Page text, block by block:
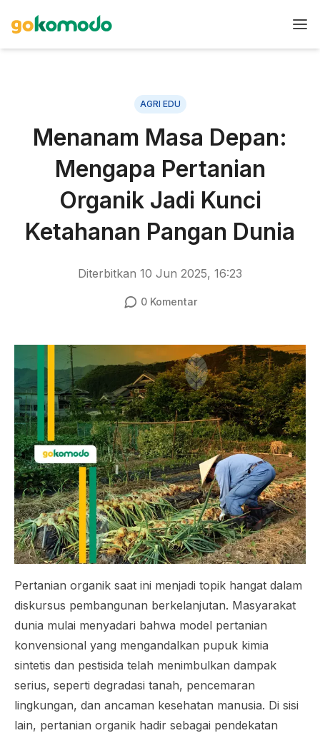
AGRI EDU
Menanam Masa Depan:
Mengapa Pertanian
Organik Jadi Kunci
Ketahanan Pangan Dunia
Diterbitkan 10 Jun 2025, 16:23
0Komentar
Pertanian organik saat ini menjadi topik hangat dalam
diskursus pembangunan berkelanjutan. Masyarakat
dunia mulai menyadari bahwa model pertanian
konvensional yang mengandalkan pupuk kimia
sintetis dan pestisida telah menimbulkan dampak
serius, seperti degradasi tanah, pencemaran
lingkungan, dan ancaman kesehatan manusia. Di sisi
lain, pertanian organik hadir sebagai pendekatan